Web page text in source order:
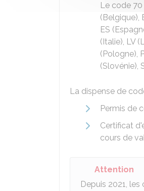
Le code
(Belgique),
ES
(Italie), LV
(Pologne),
(Slovénie),
La dispense de
Permis de
Certificat
cours de
Attention
Depuis 2021,